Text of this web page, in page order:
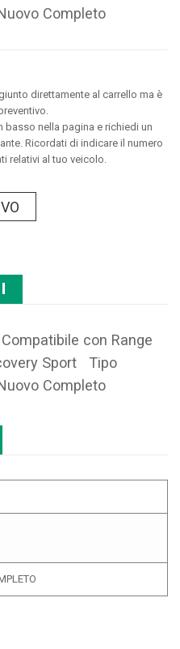
Completo
direttamente al carrello ma è
nella pagina e richiedi un
Ricordati di indicare il numero
relativi al tuo veicolo.
con Range
Sport Tipo
Completo